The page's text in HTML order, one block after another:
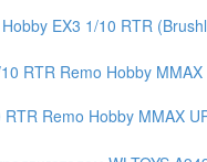
EX3 1/10 RTR
Remo Hobby MMAX